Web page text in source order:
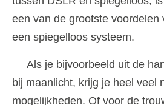
een van de grootste voordelen
een spiegelloos systeem.
Als je bijvoorbeeld uit de
bij maanlicht, krijg je heel veel
mogelijkheden. Of voor de